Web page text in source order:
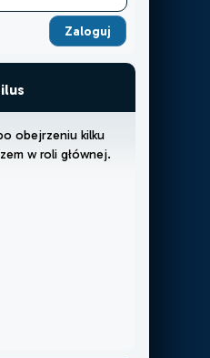
o obejrzeniu kilku
zem w roli głównej.